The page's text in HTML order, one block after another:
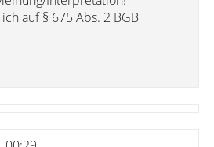
auf § 675 Abs. 2 BGB